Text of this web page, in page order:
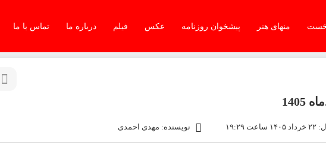
منهای هنر پیشخوان روزنامه عکس فیلم درباره ما تماس با ما
نویسنده: مهدی احمدی